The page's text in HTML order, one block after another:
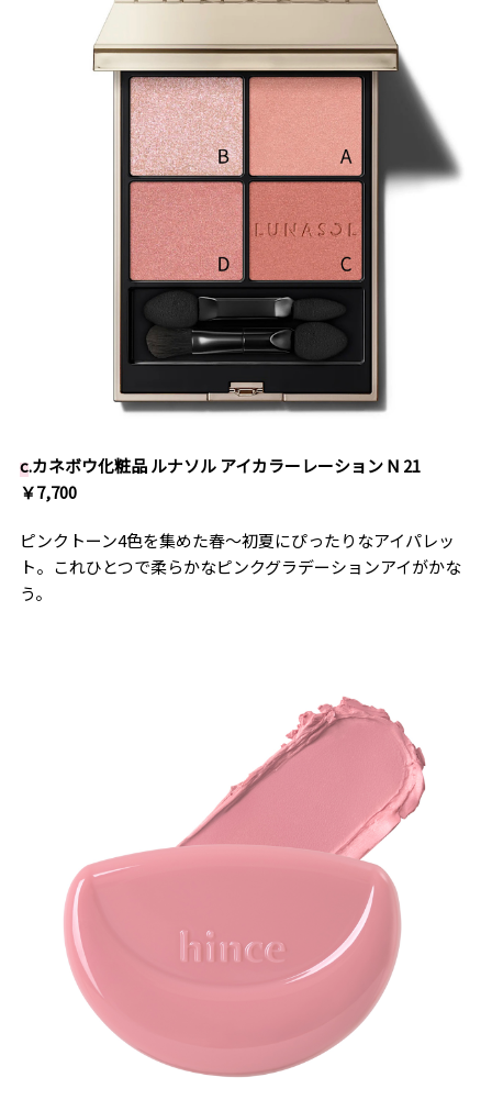
c.カネボウ化粧品 ルナソル アイカラーレーション N 21
￥7,700
ピンクトーン4色を集めた春〜初夏にぴったりなアイパレッ
ト。これひとつで柔らかなピンクグラデーションアイがかな
う。